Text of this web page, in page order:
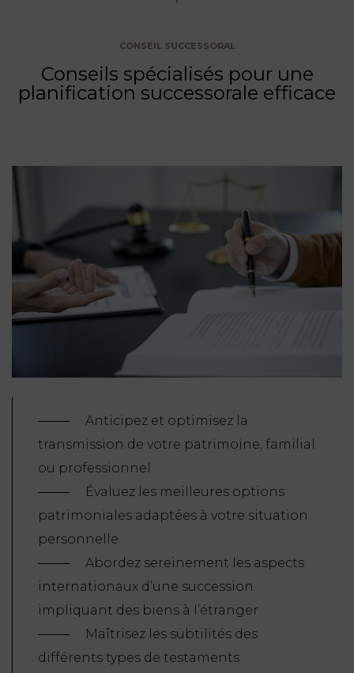
CONSEIL SUCCESSORAL
Conseils spécialisés pour une
planification successorale efficace
Anticipez et optimisez la
transmission de votre patrimoine, familial
ou professionnel
Évaluez les meilleures options
patrimoniales adaptées à votre situation
personnelle
Abordez sereinement les aspects
internationaux d’une succession
impliquant des biens à l’étranger
Maîtrisez les subtilités des
différents types de testaments